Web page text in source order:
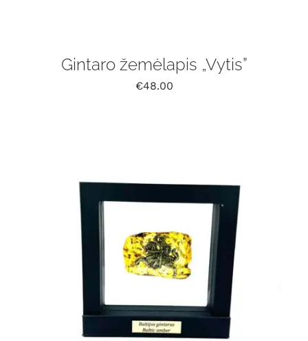
Gintaro žemėlapis „Vytis”
€48.00